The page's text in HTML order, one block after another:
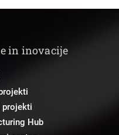
in inovacije
projekti
Hub